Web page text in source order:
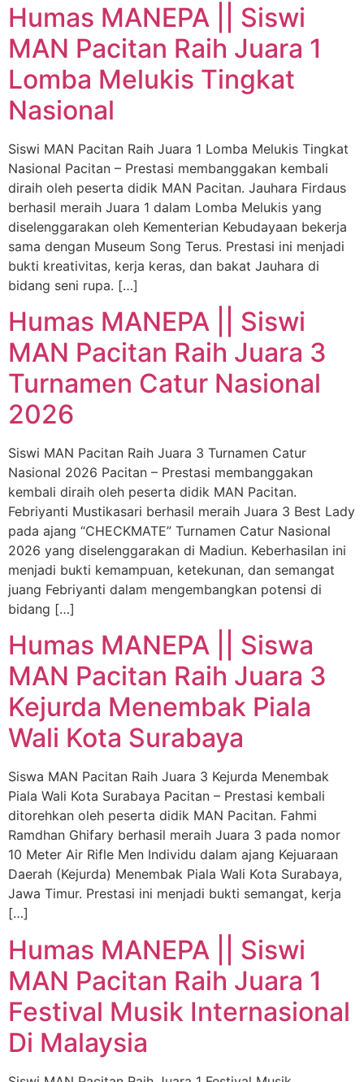
Humas MANEPA || Siswi
MAN Pacitan Raih Juara 1
Lomba Melukis Tingkat
Nasional
Siswi MAN Pacitan Raih Juara 1 Lomba Melukis Tingkat
Nasional Pacitan – Prestasi membanggakan kembali
diraih oleh peserta didik MAN Pacitan. Jauhara Firdaus
berhasil meraih Juara 1 dalam Lomba Melukis yang
diselenggarakan oleh Kementerian Kebudayaan bekerja
sama dengan Museum Song Terus. Prestasi ini menjadi
bukti kreativitas, kerja keras, dan bakat Jauhara di
bidang seni rupa. […]
Humas MANEPA || Siswi
MAN Pacitan Raih Juara 3
Turnamen Catur Nasional
2026
Siswi MAN Pacitan Raih Juara 3 Turnamen Catur
Nasional 2026 Pacitan – Prestasi membanggakan
kembali diraih oleh peserta didik MAN Pacitan.
Febriyanti Mustikasari berhasil meraih Juara 3 Best Lady
pada ajang “CHECKMATE” Turnamen Catur Nasional
2026 yang diselenggarakan di Madiun. Keberhasilan ini
menjadi bukti kemampuan, ketekunan, dan semangat
juang Febriyanti dalam mengembangkan potensi di
bidang […]
Humas MANEPA || Siswa
MAN Pacitan Raih Juara 3
Kejurda Menembak Piala
Wali Kota Surabaya
Siswa MAN Pacitan Raih Juara 3 Kejurda Menembak
Piala Wali Kota Surabaya Pacitan – Prestasi kembali
ditorehkan oleh peserta didik MAN Pacitan. Fahmi
Ramdhan Ghifary berhasil meraih Juara 3 pada nomor
10 Meter Air Rifle Men Individu dalam ajang Kejuaraan
Daerah (Kejurda) Menembak Piala Wali Kota Surabaya,
Jawa Timur. Prestasi ini menjadi bukti semangat, kerja
[…]
Humas MANEPA || Siswi
MAN Pacitan Raih Juara 1
Festival Musik Internasional
Di Malaysia